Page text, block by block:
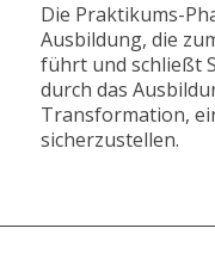
Die Praktikums-
Ausbildung, die
führt und schließt
durch das
Transformation,
sicherzustellen.